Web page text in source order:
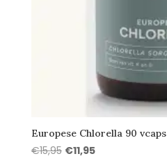
Europese Chlorella 90 vcaps
€15,95 Oorspronkelijke
€11,95Huidige